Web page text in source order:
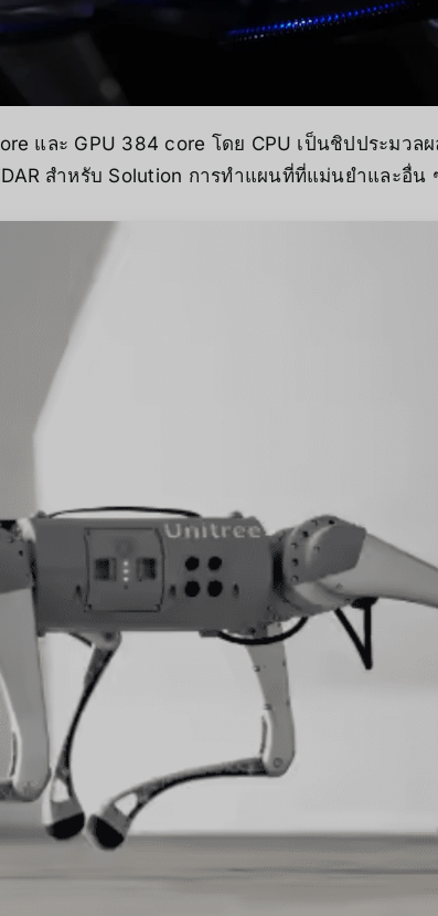
และ GPU 384 core โดย CPU เป็นชิปประมวล
สำหรับ Solution การทําแผนที่ที่แม่นยําและอื่น